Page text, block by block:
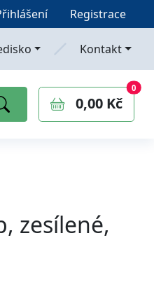
Registrace
Kontakt
0,00 Kč
0
0
zesílené,